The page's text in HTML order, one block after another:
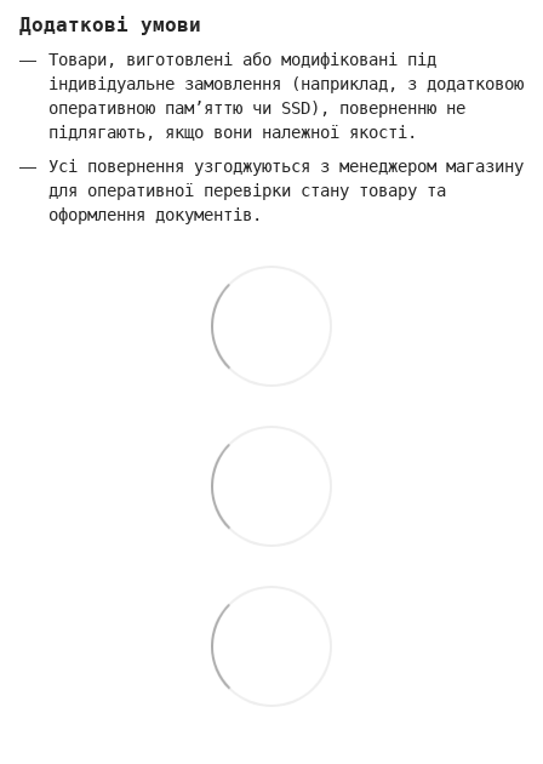
Додаткові умови
Товари, виготовлені або модифіковані під
індивідуальне замовлення (наприклад, з додатковою
оперативною пам’яттю чи SSD), поверненню не
підлягають, якщо вони належної якості.
Усі повернення узгоджуються з менеджером магазину
для оперативної перевірки стану товару та
оформлення документів.